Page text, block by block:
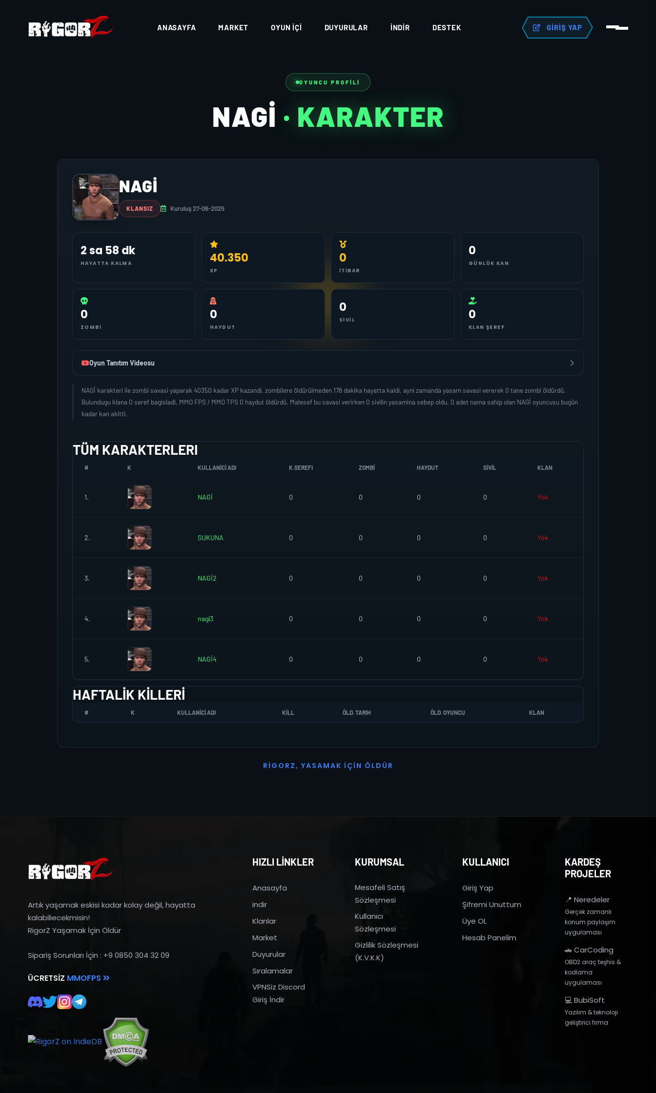
ANASAYFA MARKET OYUN İÇI DUYURULAR İNDIR DESTEK GIRIŞ YAP
OYUNCU PROFILI
NAGİ · KARAKTER
NAGİ
KLANSIZ Kuruluş 27-06-2025
2 sa 58 dk
HAYATTA KALMA 40.350
XP
0
İTIBAR
0
GÜNLÜK KAN
0
ZOMBI
0
HAYDUT
0
SIVIL 0
KLAN ŞEREF
Oyun Tanıtım Videosu
NAGİ karakteri ile zombi savasi yaparak 40350 kadar XP kazandi, zombilere öldürülmeden 178 dakika hayatta kaldi, ayni zamanda yasam savasi vererek 0 tane zombi öldürdü.
Bulundugu klana 0 seref bagisladi, MMO FPS / MMO TPS 0 haydut öldürdü. Malesef bu savasi verirken 0 sivilin yasamina sebep oldu. 0 adet nama sahip olan NAGİ oyuncusu bugün
kadar kan akitti.
TÜM KARAKTERLERI
# K KULLANICI ADI K.SEREFI ZOMBI HAYDUT SIVIL KLAN
1. NAGİ 0 0 0 0 Yok
2. SUKUNA 0 0 0 0 Yok
3. NAGİ2 0 0 0 0 Yok
4. nagi3 0 0 0 0 Yok
5. NAGİ4 0 0 0 0 Yok
HAFTALIK KILLERI
# K KULLANICI ADI KILL ÖLD. TARIH ÖLD. OYUNCU KLAN
R I G O R Z, YASAMAK İ ÇI N Ö L D Ü R
Artık yaşamak eskisi kadar kolay değil, hayatta
kalabiliecekmisin!
RigorZ Yaşamak İçin Öldür
Sipariş Sorunları İçin : +9 0850 304 32 09
ÜCRETSIZ MMOFPS
HIZLI LİNKLER
Anasayfa
indir
Klanlar
Market
Duyurular
Sıralamalar
VPNSiz Discord
Giriş İndir
KURUMSAL
Mesafeli Satış
Sözleşmesi
Kullanıcı
Sözleşmesi
Gizlilik Sözleşmesi
(K.V.K.K)
KULLANICI
Giriş Yap
Şifremi Unuttum
Üye OL
Hesab Panelim
KARDEŞ
PROJELER
📍 Neredeler
Gerçek zamanlı
konum paylaşım
uygulaması
🚗 CarCoding
OBD2 araç teşhis &
kodlama
uygulaması
💻 BubiSoft
Yazılım & teknoloji
geliştirici firma